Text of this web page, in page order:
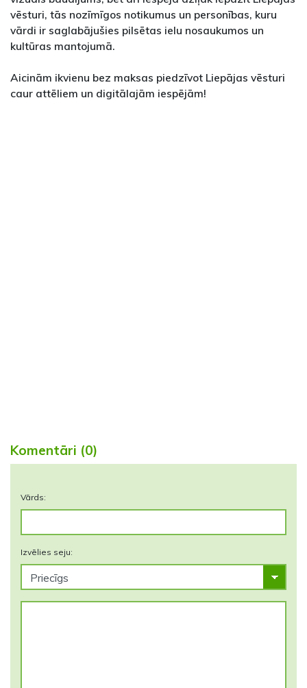
vēsturi, tās nozīmīgos notikumus un personības, kuru
vārdi ir saglabājušies pilsētas ielu nosaukumos un
kultūras mantojumā.
Aicinām ikvienu bez maksas piedzīvot Liepājas vēsturi
caur attēliem un digitālajām iespējām!
Komentāri (0)
Vārds:
Izvēlies seju: